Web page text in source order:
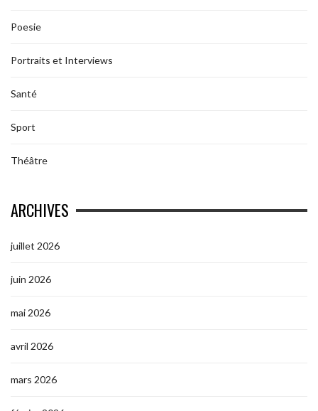
Poesie
Portraits et Interviews
Santé
Sport
Théâtre
ARCHIVES
juillet 2026
juin 2026
mai 2026
avril 2026
mars 2026